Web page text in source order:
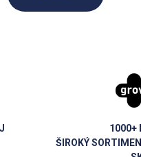
1000+
ŠIROKÝ